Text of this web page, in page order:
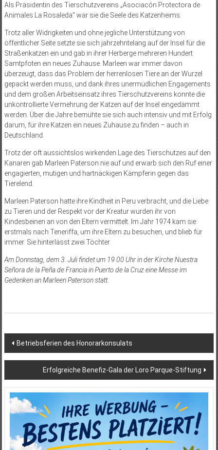
Als Präsidentin des Tierschutzvereins „Asociacón Protectora de
Animales La Rosaleda“ war sie die Seele des Katzenheims.
Trotz aller Widrigkeiten und ohne jegliche Unterstützung von
öffentlicher Seite setzte sie sich jahrzehntelang auf der Insel für die
Straßenkatzen ein und gab in ihrer Herberge mehreren Hundert
Samtpfoten ein neues Zuhause. Marleen war immer davon
überzeugt, dass das Problem der herrenlosen Tiere an der Wurzel
gepackt werden muss, und dank ihres unermüdlichen Engagements
und dem großen Arbeitseinsatz ihres Tierschutzvereins konnte die
unkontrollierte Vermehrung der Katzen auf der Insel eingedämmt
werden. Über die Jahre bemühte sie sich auch intensiv und mit Erfolg
darum, für ihre Katzen ein neues Zuhause zu finden – auch in
Deutschland.
Trotz der oft aussichtslos wirkenden Lage des Tierschutzes auf den
Kanaren gab Marleen Paterson nie auf und erwarb sich den Ruf einer
engagierten, mutigen und hartnäckigen Kämpferin gegen das
Tierelend.
Marleen Paterson hatte ihre Kindheit in Peru verbracht, und die Liebe
zu Tieren und der Respekt vor der Kreatur wurden ihr von
Kindesbeinen an von den Eltern vermittelt. Im Jahr 1974 kam sie
erstmals nach Teneriffa, um ihre Eltern zu besuchen, und blieb für
immer. Sie hinterlässt zwei Töchter.
Am Donnstag, dem 3. Juli findet um 19.00 Uhr in der Kirche Nuestra
Señora de la Peña de Francia in Puerto de la Cruz eine Messe im
Gedenken an Marleen Paterson statt.
Beitragsnavigation
Betriebsferien des Honorarkonsulats
Erfolgreiche Benefiz-Gala der Loro Parque-Stiftung